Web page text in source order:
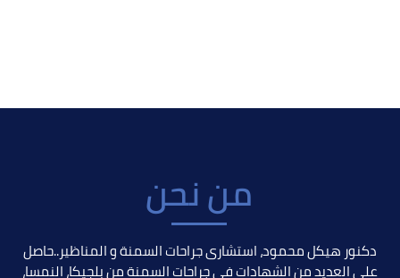
من نحن
دكنور هيكل محمود، استشارى جراحات السمنة و المناظير..حاصل
على العديد من الشهادات فى جراحات السمنة من بلجيكا، النمسا،